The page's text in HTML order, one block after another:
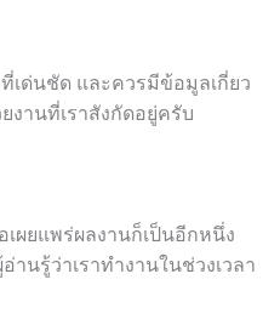
เด่นชัด และควรมีข้อมูลเกี่ยว
านที่เราสังกัดอยู่ครับ
เผยแพร่ผลงานก็เป็นอีกหนึ่ง
นรู้ว่าเราทำงานในช่วงเวลา